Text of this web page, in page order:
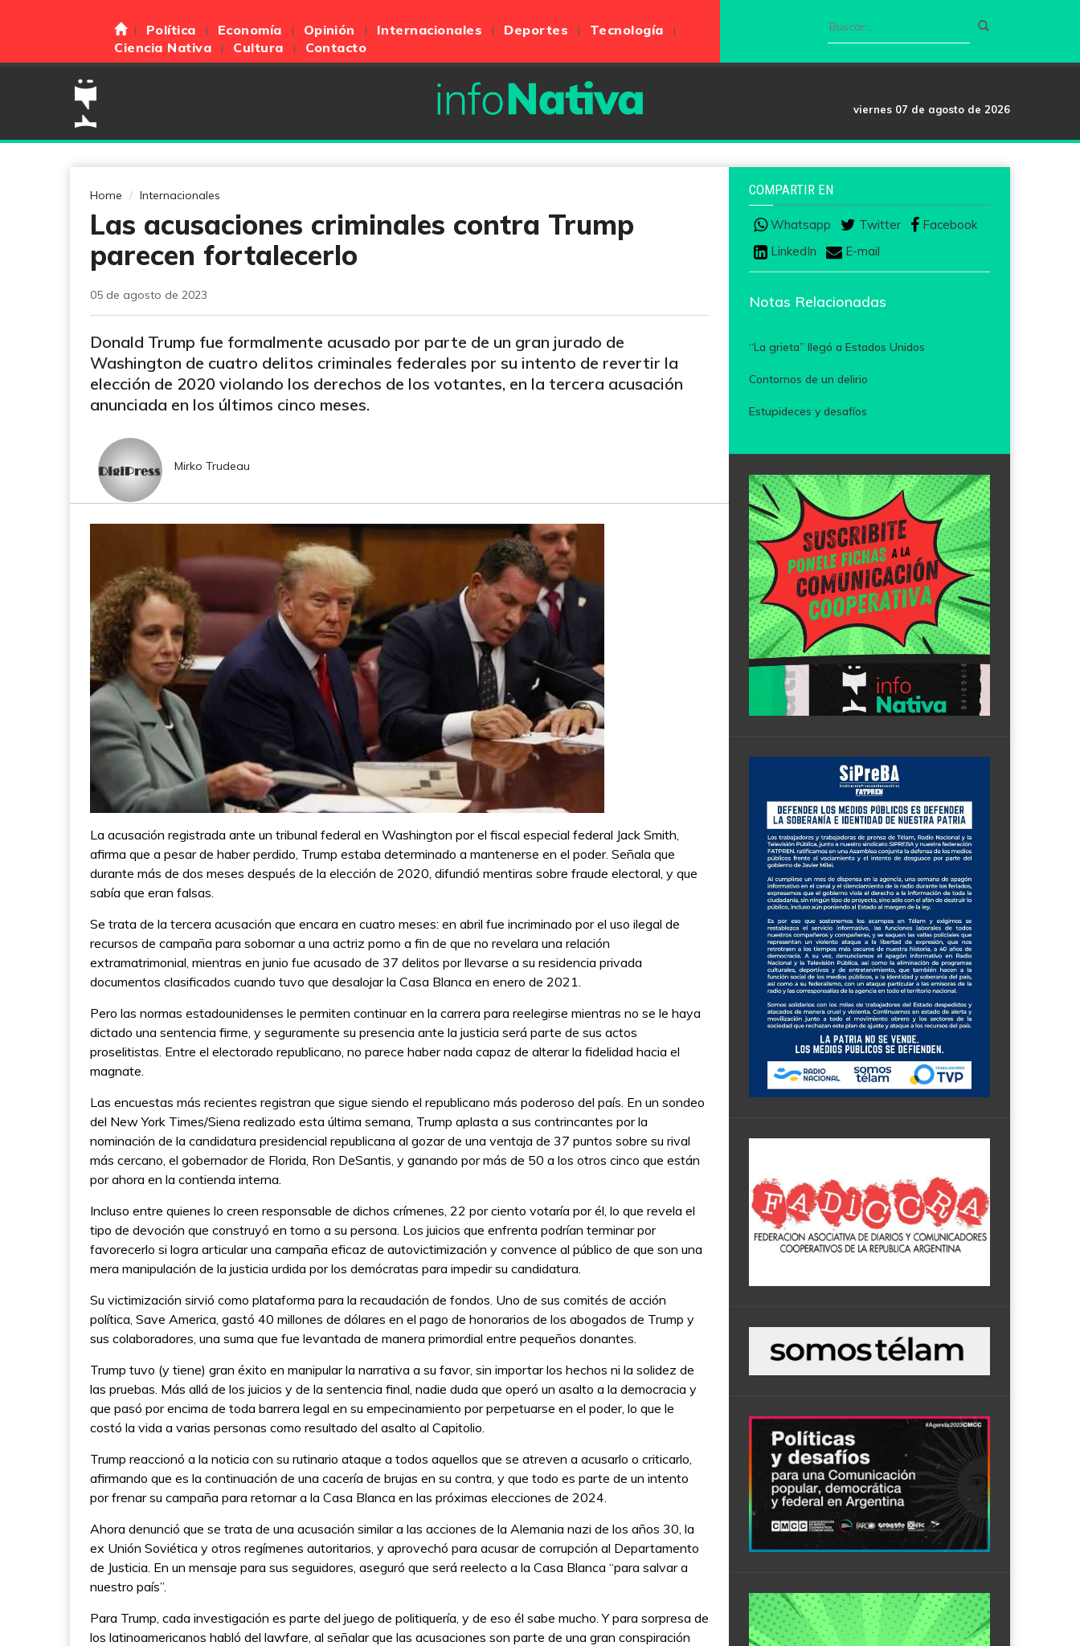
Política Economía Opinión Internacionales Deportes
Tecnología
Ciencia Nativa
Cultura Contacto
viernes 07 de agosto de 2026
Home Internacionales
Las acusaciones criminales contra Trump
parecen fortalecerlo
05 de agosto de 2023
Donald Trump fue formalmente acusado por parte de un gran jurado de
Washington de cuatro delitos criminales federales por su intento de revertir la
elección de 2020 violando los derechos de los votantes, en la tercera acusación
anunciada en los últimos cinco meses.
Mirko Trudeau
La acusación registrada ante un tribunal federal en Washington por el fiscal especial federal Jack Smith,
afirma que a pesar de haber perdido, Trump estaba determinado a mantenerse en el poder. Señala que
durante más de dos meses después de la elección de 2020, difundió mentiras sobre fraude electoral, y que
sabía que eran falsas.
Se trata de la tercera acusación que encara en cuatro meses: en abril fue incriminado por el uso ilegal de
recursos de campaña para sobornar a una actriz porno a fin de que no revelara una relación
extramatrimonial, mientras en junio fue acusado de 37 delitos por llevarse a su residencia privada
documentos clasificados cuando tuvo que desalojar la Casa Blanca en enero de 2021.
Pero las normas estadounidenses le permiten continuar en la carrera para reelegirse mientras no se le haya
dictado una sentencia firme, y seguramente su presencia ante la justicia será parte de sus actos
proselitistas. Entre el electorado republicano, no parece haber nada capaz de alterar la fidelidad hacia el
magnate.
Las encuestas más recientes registran que sigue siendo el republicano más poderoso del país. En un sondeo
del New York Times/Siena realizado esta última semana, Trump aplasta a sus contrincantes por la
nominación de la candidatura presidencial republicana al gozar de una ventaja de 37 puntos sobre su rival
más cercano, el gobernador de Florida, Ron DeSantis, y ganando por más de 50 a los otros cinco que están
por ahora en la contienda interna.
Incluso entre quienes lo creen responsable de dichos crímenes, 22 por ciento votaría por él, lo que revela el
tipo de devoción que construyó en torno a su persona. Los juicios que enfrenta podrían terminar por
favorecerlo si logra articular una campaña eficaz de autovictimización y convence al público de que son una
mera manipulación de la justicia urdida por los demócratas para impedir su candidatura.
Su victimización sirvió como plataforma para la recaudación de fondos. Uno de sus comités de acción
política, Save America, gastó 40 millones de dólares en el pago de honorarios de los abogados de Trump y
sus colaboradores, una suma que fue levantada de manera primordial entre pequeños donantes.
Trump tuvo (y tiene) gran éxito en manipular la narrativa a su favor, sin importar los hechos ni la solidez de
las pruebas. Más allá de los juicios y de la sentencia final, nadie duda que operó un asalto a la democracia y
que pasó por encima de toda barrera legal en su empecinamiento por perpetuarse en el poder, lo que le
costó la vida a varias personas como resultado del asalto al Capitolio.
Trump reaccionó a la noticia con su rutinario ataque a todos aquellos que se atreven a acusarlo o criticarlo,
afirmando que es la continuación de una cacería de brujas en su contra, y que todo es parte de un intento
por frenar su campaña para retornar a la Casa Blanca en las próximas elecciones de 2024.
Ahora denunció que se trata de una acusación similar a las acciones de la Alemania nazi de los años 30, la
ex Unión Soviética y otros regímenes autoritarios, y aprovechó para acusar de corrupción al Departamento
de Justicia. En un mensaje para sus seguidores, aseguró que será reelecto a la Casa Blanca “para salvar a
nuestro país”.
Para Trump, cada investigación es parte del juego de politiquería, y de eso él sabe mucho. Y para sorpresa de
los latinoamericanos habló del lawfare, al señalar que las acusaciones son parte de una gran conspiración
COMPARTIR EN
Whatsapp Twitter
Facebook
LinkedIn
E-mail
Notas Relacionadas
“La grieta” llegó a Estados Unidos
Contornos de un delirio
Estupideces y desafíos